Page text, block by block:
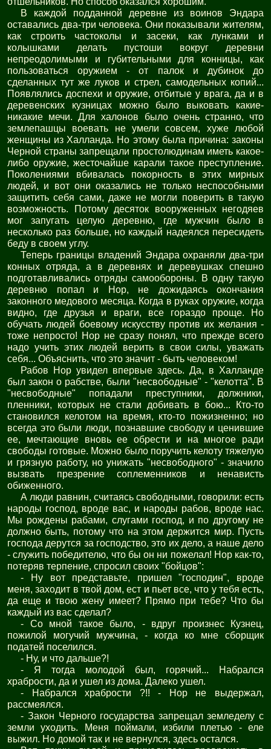
В каждой подданной деревне из воинов Эндара
оставались два-три человека. Они показывали жителям,
как строить частоколы и засеки, как лунками и
колышками делать пустоши вокруг деревни
непреодолимыми и губительными для конницы, как
пользоваться оружием - от палок и дубинок до
сделанных тут же луков и стрел, самодельных копий...
Появлялись доспехи и оружие, отбитые у врага, да и в
деревенских кузницах можно было выковать какие-
никакие мечи. Для халонов было очень странно, что
землепашцы воевать не умели совсем, хуже любой
женщины из Халланда. Но этому была причина: законы
Черной страны запрещали простолюдинам иметь какое-
либо оружие, жесточайше карали такое преступление.
Поколениями вбивалась покорность в этих мирных
людей, и вот они оказались не только неспособными
защитить себя сами, даже не могли поверить в такую
возможность. Потому десяток вооруженных негодяев
мог запугать целую деревню, где мужчин было в
несколько раз больше, но каждый надеялся пересидеть
беду в своем углу.
Теперь границы владений Эндара охраняли два-три
конных отряда, а в деревнях и деревушках спешно
подготавливались отряды самообороны. В одну такую
деревню попал и Нор, не дожидаясь окончания
законного медового месяца. Когда в руках оружие, когда
видно, где друзья и враги, все гораздо проще. Но
обучать людей боевому искусству против их желания -
тоже непросто! Нор не сразу понял, что прежде всего
надо учить этих людей верить в свои силы, уважать
себя... Объяснить, что это значит - быть человеком!
Рабов Нор увидел впервые здесь. Да, в Халланде
был закон о рабстве, были "несвободные" - "келотта". В
"несвободные" попадали преступники, должники,
пленники, которых не стали добивать в бою... Кто-то
становился келотом на время, кто-то пожизненно; но
всегда это были люди, познавшие свободу и ценившие
ее, мечтающие вновь ее обрести и на многое ради
свободы готовые. Можно было поручить келоту тяжелую
и грязную работу, но унижать "несвободного" - значило
вызвать презрение соплеменников и ненависть
обиженного.
А люди равнин, считаясь свободными, говорили: есть
народы господ, вроде вас, и народы рабов, вроде нас.
Мы рождены рабами, слугами господ, и по другому не
должно быть, потому что на этом держится мир. Пусть
господа дерутся за господство, это их дело, а наше дело
- служить победителю, что бы он ни пожелал! Нор как-то,
потеряв терпение, спросил своих "бойцов":
- Ну вот представьте, пришел "господин", вроде
меня, заходит в твой дом, ест и пьет все, что у тебя есть,
да еще и твою жену имеет? Прямо при тебе? Что бы
каждый из вас сделал?
- Со мной такое было, - вдруг произнес Кузнец,
пожилой могучий мужчина, - когда ко мне сборщик
податей поселился.
- Ну, и что дальше?!
- Я тогда молодой был, горячий... Набрался
храбрости, да и ушел из дома. Далеко ушел.
- Набрался храбрости ?!! - Нор не выдержал,
рассмеялся.
- Закон Черного государства запрещал земледелу с
земли уходить. Меня поймали, избили плетью - еле
выжил. Но домой так и не вернулся, здесь остался.